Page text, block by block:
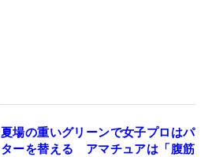
夏場の重いグリーンで女子プロはパ
ターを替える アマチュアは「腹筋